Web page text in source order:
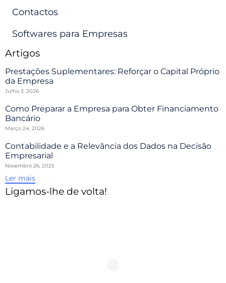
Contactos
Softwares para Empresas
Artigos
Prestações Suplementares: Reforçar o Capital Próprio
da Empresa
Julho 3, 2026
Como Preparar a Empresa para Obter Financiamento
Bancário
Março 24, 2026
Contabilidade e a Relevância dos Dados na Decisão
Empresarial
Novembro 26, 2025
Ler mais
Ligamos-lhe de volta!